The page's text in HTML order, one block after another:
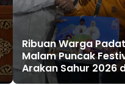
Ribuan Warga
Malam Puncak
Arakan Sahur 2026
Tanjab Barat